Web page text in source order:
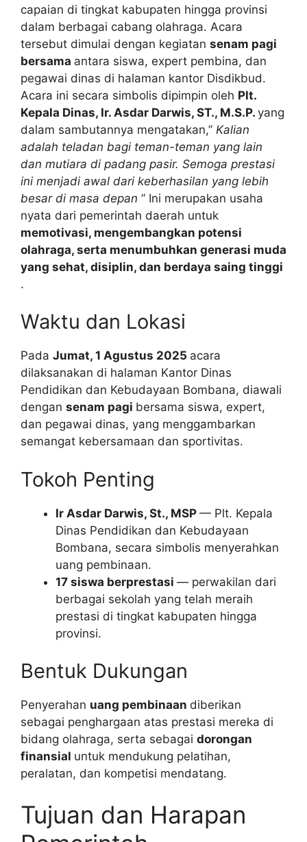
capaian di tingkat kabupaten hingga provinsi
dalam berbagai cabang olahraga. Acara
tersebut dimulai dengan kegiatan senam pagi
bersama antara siswa, expert pembina, dan
pegawai dinas di halaman kantor Disdikbud.
Acara ini secara simbolis dipimpin oleh Plt.
Kepala Dinas, Ir. Asdar Darwis, ST., M.S.P. yang
dalam sambutannya mengatakan,” Kalian
adalah teladan bagi teman-teman yang lain
dan mutiara di padang pasir. Semoga prestasi
ini menjadi awal dari keberhasilan yang lebih
besar di masa depan ” Ini merupakan usaha
nyata dari pemerintah daerah untuk
memotivasi, mengembangkan potensi
olahraga, serta menumbuhkan generasi muda
yang sehat, disiplin, dan berdaya saing tinggi
.
Waktu dan Lokasi
Pada Jumat, 1 Agustus 2025 acara
dilaksanakan di halaman Kantor Dinas
Pendidikan dan Kebudayaan Bombana, diawali
dengan senam pagi bersama siswa, expert,
dan pegawai dinas, yang menggambarkan
semangat kebersamaan dan sportivitas.
Tokoh Penting
Ir Asdar Darwis, St., MSP — Plt. Kepala
Dinas Pendidikan dan Kebudayaan
Bombana, secara simbolis menyerahkan
uang pembinaan.
17 siswa berprestasi — perwakilan dari
berbagai sekolah yang telah meraih
prestasi di tingkat kabupaten hingga
provinsi.
Bentuk Dukungan
Penyerahan uang pembinaan diberikan
sebagai penghargaan atas prestasi mereka di
bidang olahraga, serta sebagai dorongan
finansial untuk mendukung pelatihan,
peralatan, dan kompetisi mendatang.
Tujuan dan Harapan